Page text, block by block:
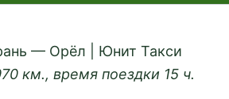
— Орёл | Юнит Такси
км., время поездки 15 ч.